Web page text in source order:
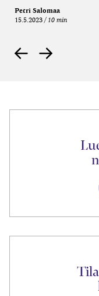
Petri Salomaa
15.5.2023 10 min